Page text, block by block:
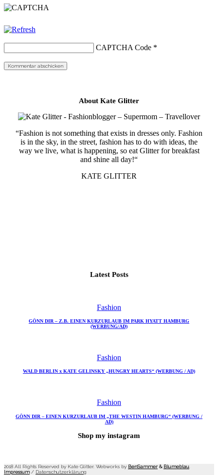
CAPTCHA Code *
About Kate Glitter
“Fashion is not something that exists in dresses only. Fashion
is in the sky, in the street, fashion has to do with ideas, the
way we live, what is happening, so eat Glitter for breakfast
and shine all day!“
KATE GLITTER
Latest Posts
Fashion
GÖNN DIR – Z.B. EINEN KURZURLAUB IM PARK HYATT HAMBURG
(WERBUNG/AD)
Fashion
WALD BERLIN x KATE GELINSKY „HUNGRY HEARTS“ (WERBUNG / AD)
Fashion
GÖNN DIR – EINEN KURZURLAUB IM „THE WESTIN HAMBURG“ (WERBUNG /
AD)
Shop my instagram
2018 All Rights Reserved by Kate Glitter. Webworks by BenSammer & Blumeblau
Impressum/ Datenschutzerklärung